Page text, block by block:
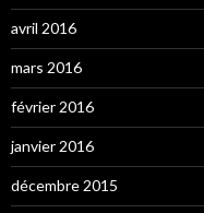
avril 2016
mars 2016
février 2016
janvier 2016
décembre 2015